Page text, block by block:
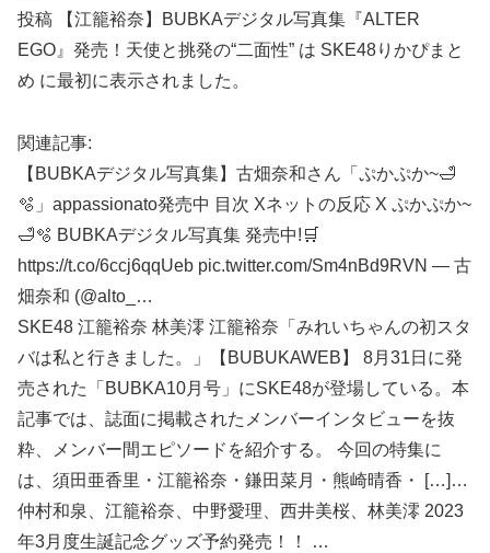
投稿 【江籠裕奈】BUBKAデジタル写真集『ALTER
EGO』発売！天使と挑発の“二面性” は SKE48りかぴまと
め に最初に表示されました。
関連記事:
【BUBKAデジタル写真集】古畑奈和さん「ぷかぷか~🛁
🫧」appassionato発売中 目次 Xネットの反応 X ぷかぷか~
🛁🫧 BUBKAデジタル写真集 発売中!🛒
https://t.co/6ccj6qqUeb pic.twitter.com/Sm4nBd9RVN — 古
畑奈和 (@alto_…
SKE48 江籠裕奈 林美澪 江籠裕奈「みれいちゃんの初スタ
バは私と行きました。」【BUBUKAWEB】 8月31日に発
売された「BUBKA10月号」にSKE48が登場している。本
記事では、誌面に掲載されたメンバーインタビューを抜
粋、メンバー間エピソードを紹介する。 今回の特集に
は、須田亜香里・江籠裕奈・鎌田菜月・熊崎晴香・ […]…
仲村和泉、江籠裕奈、中野愛理、西井美桜、林美澪 2023
年3月度生誕記念グッズ予約発売！！ …